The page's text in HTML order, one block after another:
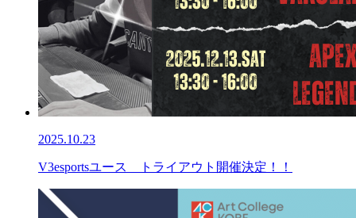
2025.10.23
V3esportsユース トライアウト開催決定！！